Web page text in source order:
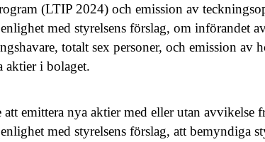
(LTIP 2024) och emission av
med styrelsens förslag, om införandet
totalt sex personer, och emission av
aktier i bolaget.
att emittera nya aktier med eller utan
med styrelsens förslag, att bemyndiga